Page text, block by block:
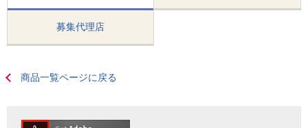
募集代理店
商品一覧ページに戻る